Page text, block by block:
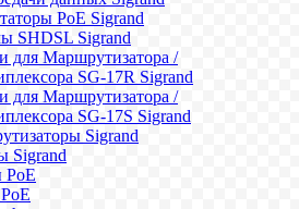
PoE Sigrand
SHDSL Sigrand
для Маршрутизатора /
SG-17R Sigrand
для Маршрутизатора /
SG-17S Sigrand
Sigrand
Sigrand
PoE